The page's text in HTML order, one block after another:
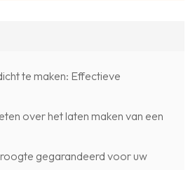
te maken: Effectieve
over het laten maken van een
gegarandeerd voor uw